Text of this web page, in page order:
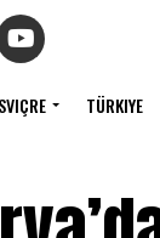
TÜRKIYE